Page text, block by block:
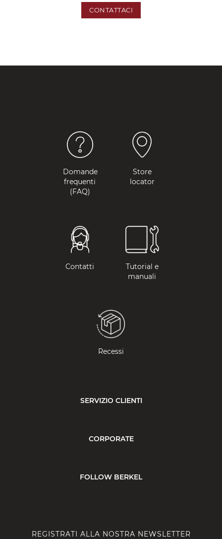
CONTATTACI
Domande
frequenti
(FAQ)
Store
locator
Contatti
Tutorial e
manuali
Recessi
SERVIZIO CLIENTI
CORPORATE
FOLLOW BERKEL
REGISTRATI ALLA NOSTRA NEWSLETTER